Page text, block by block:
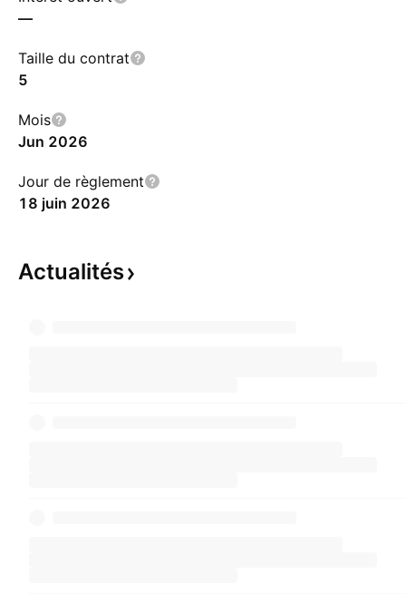
—
Taille du contrat
5
Mois
Jun 2026
Jour de règlement
18 juin 2026
Actualités